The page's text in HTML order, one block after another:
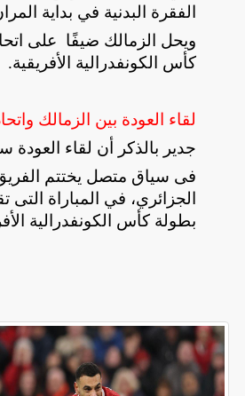
الفقرة البدنية في بداية
كأس الكونفدرالية الأفريقية.
لقاء العودة بين الزمالك واتحاد
جدير بالذكر أن لقاء العودة سيقام في التاسعة
فى سياق متصل يختتم الفريق
بطولة كأس الكونفدرالية